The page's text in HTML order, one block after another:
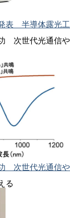
表 半導体露光工
次世代光通信や
次世代光通信や
る